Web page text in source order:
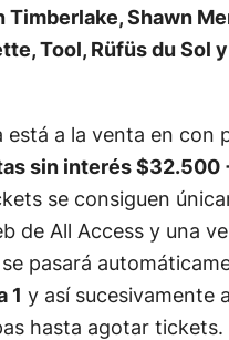
Timberlake, Shawn
Tool, Rüfüs du Sol
a la venta en con
sin interés $32.500
se consiguen
de All Access y una
pasará
1 y así sucesivamente
hasta agotar tickets.